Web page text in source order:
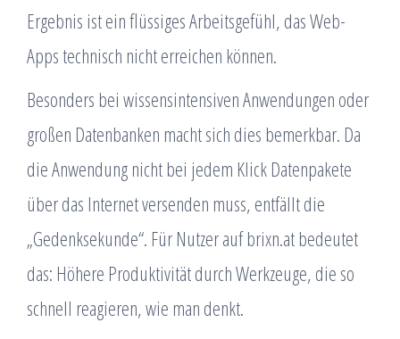
Ergebnis ist ein flüssiges Arbeitsgefühl, das Web-
Apps technisch nicht erreichen können.
Besonders bei wissensintensiven Anwendungen oder
großen Datenbanken macht sich dies bemerkbar. Da
die Anwendung nicht bei jedem Klick Datenpakete
über das Internet versenden muss, entfällt die
„Gedenksekunde“. Für Nutzer auf brixn.at bedeutet
das: Höhere Produktivität durch Werkzeuge, die so
schnell reagieren, wie man denkt.